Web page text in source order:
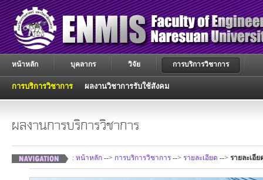
หน้าหลัก บุคลากร วิจัย การบริการวิชาการ
การบริการวิชาการ ผลงานวิชาการรับใช้สังคม
ผลงานการบริการวิชาการ
: หน้าหลัก --> การบริการวิชาการ --> รายละเอียด --> รายละเอี